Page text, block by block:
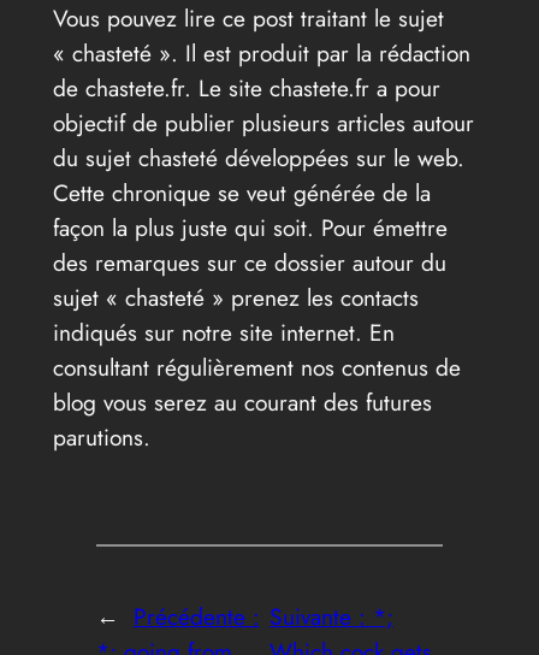
Vous pouvez lire ce post traitant le sujet
« chasteté ». Il est produit par la rédaction
de chastete.fr. Le site chastete.fr a pour
objectif de publier plusieurs articles autour
du sujet chasteté développées sur le web.
Cette chronique se veut générée de la
façon la plus juste qui soit. Pour émettre
des remarques sur ce dossier autour du
sujet « chasteté » prenez les contacts
indiqués sur notre site internet. En
consultant régulièrement nos contenus de
blog vous serez au courant des futures
parutions.
← Précédente : Suivante : *;